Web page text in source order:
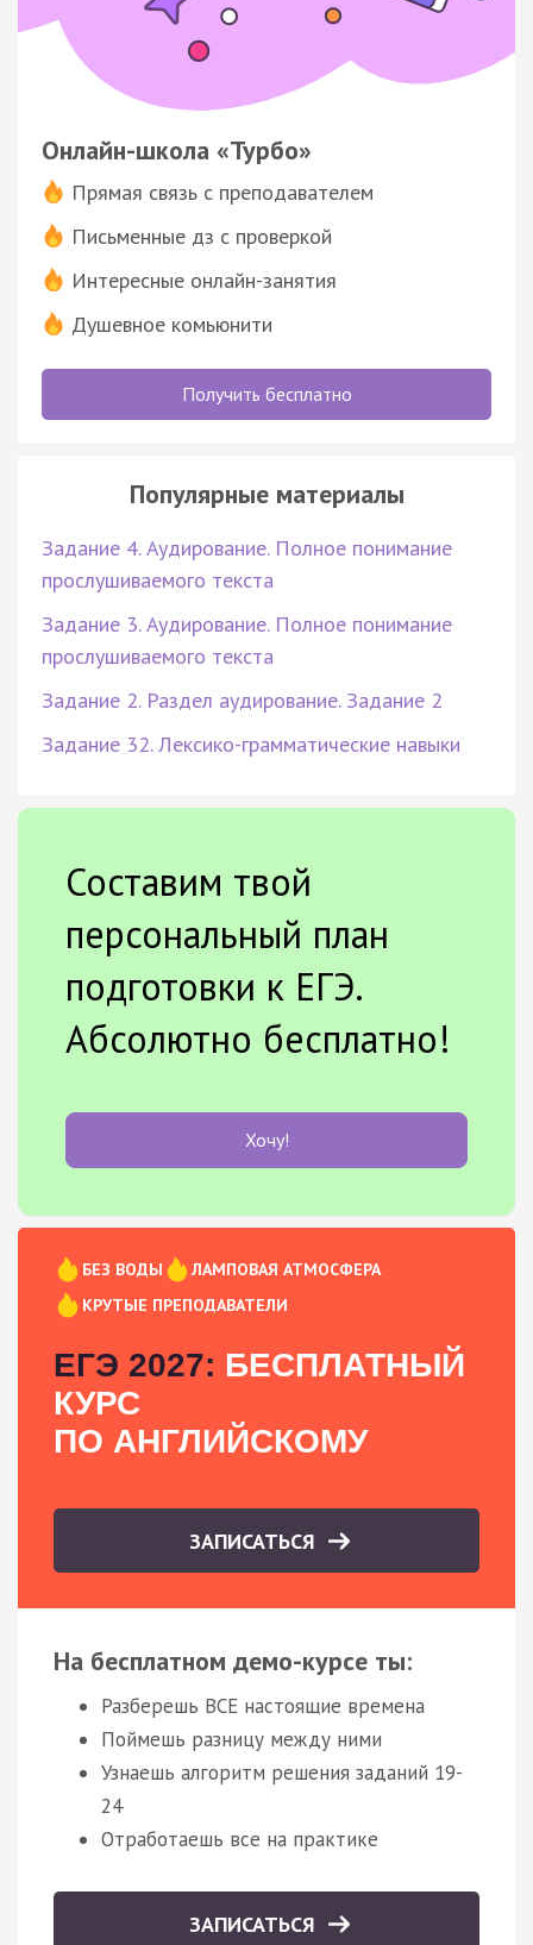
Онлайн-школа «Турбо»
Прямая связь с преподавателем
Письменные дз с проверкой
Интересные онлайн-занятия
Душевное комьюнити
Получить бесплатно
Популярные материалы
Задание 4. Аудирование. Полное понимание
прослушиваемого текста
Задание 3. Аудирование. Полное понимание
прослушиваемого текста
Задание 2. Раздел аудирование. Задание 2
Задание 32. Лексико-грамматические навыки
Составим твой
персональный план
подготовки к ЕГЭ.
Абсолютно бесплатно!
Хочу!
БЕЗ ВОДЫ
ЛАМПОВАЯ АТМОСФЕРА
КРУТЫЕ ПРЕПОДАВАТЕЛИ
ЕГЭ 2027: БЕСПЛАТНЫЙ
КУРС
ПО АНГЛИЙСКОМУ
ЗАПИСАТЬСЯ
На бесплатном демо-курсе ты:
Разберешь ВСЕ настоящие времена
Поймешь разницу между ними
Узнаешь алгоритм решения заданий 19-
24
Отработаешь все на практике
ЗАПИСАТЬСЯ